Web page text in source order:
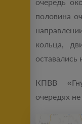
очередь
половина
кольца,
КПВВ
очередях